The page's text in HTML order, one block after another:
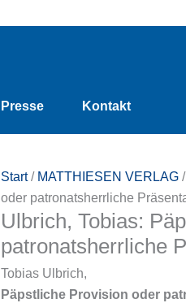
Presse Kontakt
Start/ MATTHIESEN VERLAG /
oder patronatsherrliche
Ulbrich, Tobias:
patronatsherrliche
Tobias Ulbrich,
Päpstliche Provision oder
Provision
Menge